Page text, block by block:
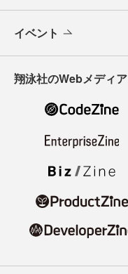
イベント
翔泳社のWebメディア